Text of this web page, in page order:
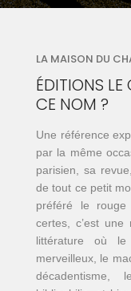
LA MAISON DU
ÉDITIONS
CE NOM ?
Une référence
par la même
parisien, sa
de tout ce petit
préféré le
certes, c’est
littérature où le
merveilleux, le
décadentisme,